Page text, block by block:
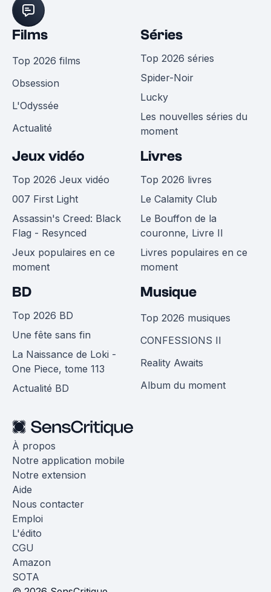
Films
Top 2026 films
Obsession
L'Odyssée
Actualité
Séries
Top 2026 séries
Spider-Noir
Lucky
Les nouvelles séries du
moment
Jeux vidéo
Top 2026 Jeux vidéo
007 First Light
Assassin's Creed: Black
Flag - Resynced
Jeux populaires en ce
moment
Livres
Top 2026 livres
Le Calamity Club
Le Bouffon de la
couronne, Livre II
Livres populaires en ce
moment
BD
Top 2026 BD
Une fête sans fin
La Naissance de Loki -
One Piece, tome 113
Actualité BD
Musique
Top 2026 musiques
CONFESSIONS II
Reality Awaits
Album du moment
À propos
Notre application mobile
Notre extension
Aide
Nous contacter
Emploi
L'édito
CGU
Amazon
SOTA